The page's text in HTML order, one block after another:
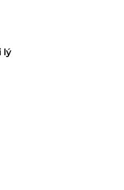
dịch vụ tiện lợi,
lý